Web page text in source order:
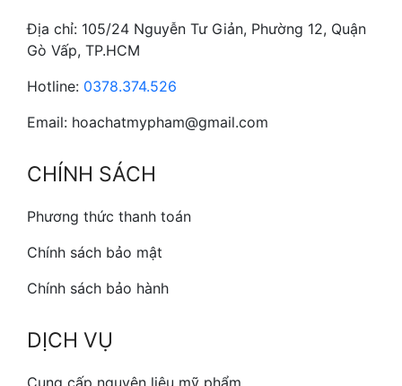
Địa chỉ: 105/24 Nguyễn Tư Giản, Phường 12, Quận
Gò Vấp, TP.HCM
Hotline: 0378.374.526
Email: hoachatmypham@gmail.com
CHÍNH SÁCH
Phương thức thanh toán
Chính sách bảo mật
Chính sách bảo hành
DỊCH VỤ
Cung cấp nguyên liệu mỹ phẩm